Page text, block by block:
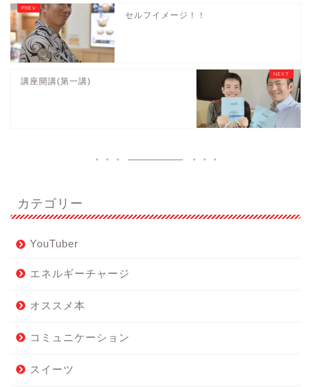
セルフイメージ！！
講座開講(第一講)
カテゴリー
YouTuber
エネルギーチャージ
オススメ本
コミュニケーション
スイーツ